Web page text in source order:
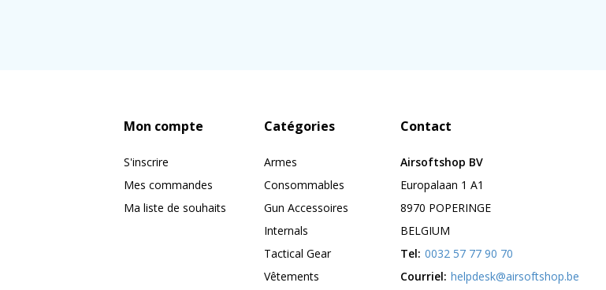
Mon compte
S'inscrire
Mes commandes
Ma liste de souhaits
Catégories
Armes
Consommables
Gun Accessoires
Internals
Tactical Gear
Vêtements
Contact
Airsoftshop BV
Europalaan 1 A1
8970 POPERINGE
BELGIUM
Tel: 0032 57 77 90 70
Courriel: helpdesk@airsoftshop.be